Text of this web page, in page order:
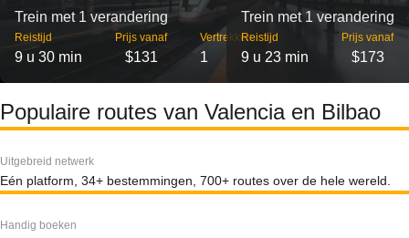
Trein met 1 verandering
Reistijd
9 u 30 min
Prijs vanaf
$131
Vertrekken
1
Trein met 1 verandering
Reistijd
9 u 23 min
Prijs vanaf
$173
Populaire routes van Valencia en Bilbao
Uitgebreid netwerk
Eén platform, 34+ bestemmingen, 700+ routes over de hele wereld.
Handig boeken